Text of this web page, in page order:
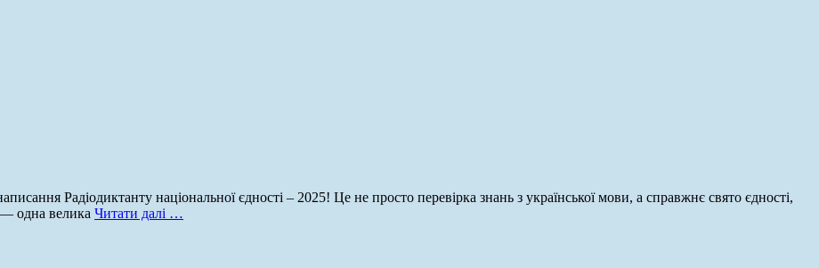
Радіодиктанту національної єдності – 2025! Це не просто перевірка знань з української мови, а справжнє свято єдності,
— одна велика Читати далі …